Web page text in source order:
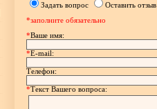
Задать вопрос
Оставить отзыв
*заполните обязательно
*Ваше имя:
*E-mail:
Телефон:
*Текст Вашего вопроса: